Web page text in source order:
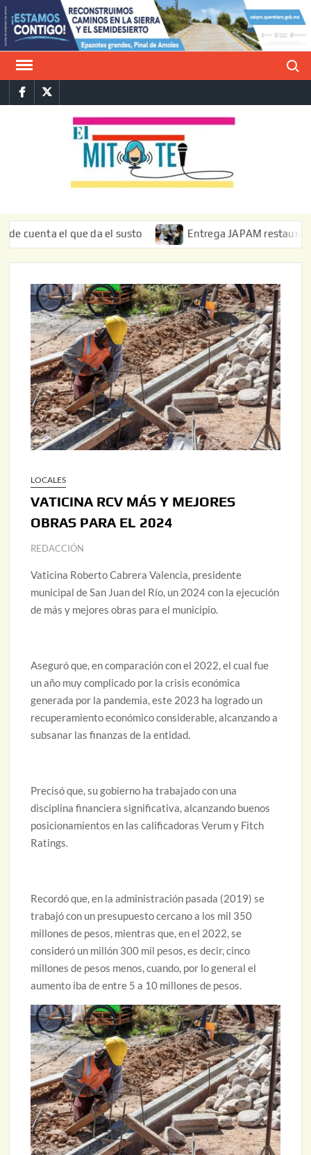
Saltar
al
contenido
FacebookTwitter
el que da el susto Entrega JAPAM restauración del
LOCALES
VATICINA RCV MÁS Y MEJORES
OBRAS PARA EL 2024
REDACCIÓN
Vaticina Roberto Cabrera Valencia, presidente
municipal de San Juan del Río, un 2024 con la ejecución
de más y mejores obras para el municipio.
Aseguró que, en comparación con el 2022, el cual fue
un año muy complicado por la crisis económica
generada por la pandemia, este 2023 ha logrado un
recuperamiento económico considerable, alcanzando a
subsanar las finanzas de la entidad.
Precisó que, su gobierno ha trabajado con una
disciplina financiera significativa, alcanzando buenos
posicionamientos en las calificadoras Verum y Fitch
Ratings.
Recordó que, en la administración pasada (2019) se
trabajó con un presupuesto cercano a los mil 350
millones de pesos, mientras que, en el 2022, se
consideró un millón 300 mil pesos, es decir, cinco
millones de pesos menos, cuando, por lo general el
aumento iba de entre 5 a 10 millones de pesos.